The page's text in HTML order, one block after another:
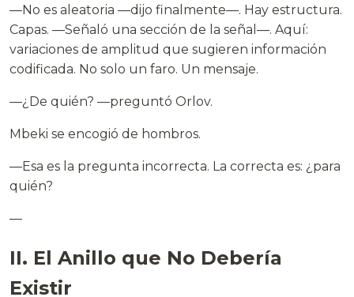
—No es aleatoria —dijo finalmente—. Hay estructura.
Capas. —Señaló una sección de la señal—. Aquí:
variaciones de amplitud que sugieren información
codificada. No solo un faro. Un mensaje.
—¿De quién? —preguntó Orlov.
Mbeki se encogió de hombros.
—Esa es la pregunta incorrecta. La correcta es: ¿para
quién?
—
II. El Anillo que No Debería
Existir